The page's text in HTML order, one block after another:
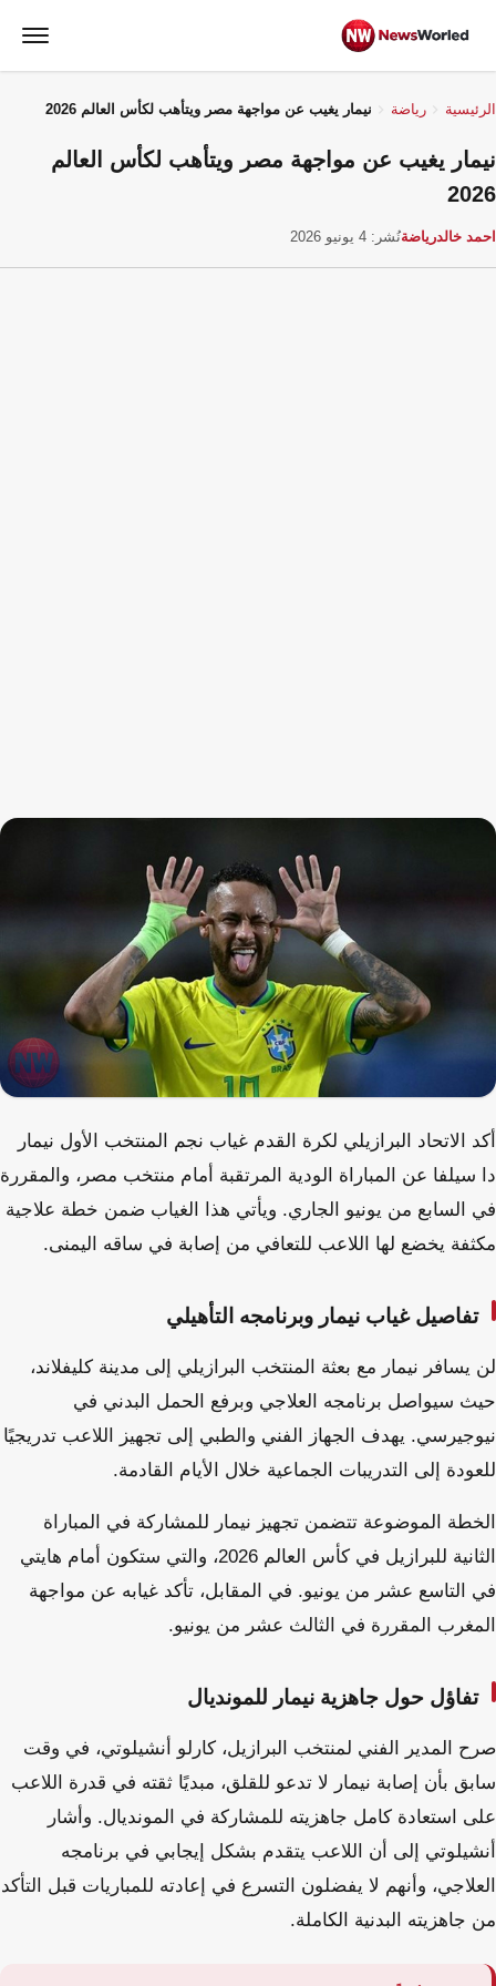
الرئيسية رياضة نيمار يغيب عن مواجهة مصر ويتأهب لكأس العالم 2026
نيمار يغيب عن مواجهة مصر ويتأهب لكأس العالم
2026
احمد خالدرياضةنُشر: 4 يونيو 2026
أكد الاتحاد البرازيلي لكرة القدم غياب نجم المنتخب الأول نيمار
دا سيلفا عن المباراة الودية المرتقبة أمام منتخب مصر، والمقررة
في السابع من يونيو الجاري. ويأتي هذا الغياب ضمن خطة علاجية
مكثفة يخضع لها اللاعب للتعافي من إصابة في ساقه اليمنى.
تفاصيل غياب نيمار وبرنامجه التأهيلي
لن يسافر نيمار مع بعثة المنتخب البرازيلي إلى مدينة كليفلاند،
حيث سيواصل برنامجه العلاجي وبرفع الحمل البدني في
نيوجيرسي. يهدف الجهاز الفني والطبي إلى تجهيز اللاعب تدريجيًا
للعودة إلى التدريبات الجماعية خلال الأيام القادمة.
الخطة الموضوعة تتضمن تجهيز نيمار للمشاركة في المباراة
الثانية للبرازيل في كأس العالم 2026، والتي ستكون أمام هايتي
في التاسع عشر من يونيو. في المقابل، تأكد غيابه عن مواجهة
المغرب المقررة في الثالث عشر من يونيو.
تفاؤل حول جاهزية نيمار للمونديال
صرح المدير الفني لمنتخب البرازيل، كارلو أنشيلوتي، في وقت
سابق بأن إصابة نيمار لا تدعو للقلق، مبديًا ثقته في قدرة اللاعب
على استعادة كامل جاهزيته للمشاركة في المونديال. وأشار
أنشيلوتي إلى أن اللاعب يتقدم بشكل إيجابي في برنامجه
العلاجي، وأنهم لا يفضلون التسرع في إعادته للمباريات قبل التأكد
من جاهزيته البدنية الكاملة.